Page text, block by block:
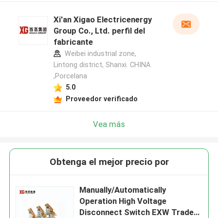
Xi'an Xigao Electricenergy
Group Co., Ltd. perfil del
fabricante
Weibei industrial zone,
Lintong district, Shanxi. CHINA
,Porcelana
5.0
Proveedor verificado
Vea más
Obtenga el mejor precio por
Manually/Automatically
Operation High Voltage
Disconnect Switch EXW Trade